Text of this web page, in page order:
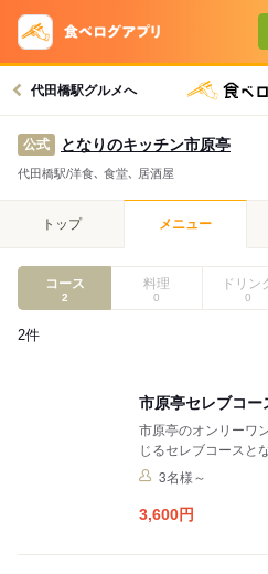
代田橋駅グルメへ
公式 となりのキッチン市原亭
代田橋駅/洋食､ 食堂､ 居酒屋
トップ メニュー
コース
2
料理
0
ドリン
0
2件
市原亭セレブコ
市原亭のオンリーワ
じるセレブコースと
3名様～
3,600円
コースで使え
戻る
クーポンを利用